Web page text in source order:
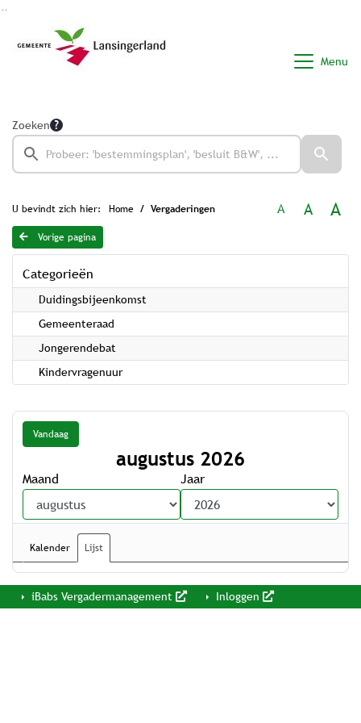
Menu
Zoeken
U bevindt zich hier: Home Vergaderingen A A A
Vorige pagina
Categorieën
Duidingsbijeenkomst
Gemeenteraad
Jongerendebat
Kindervragenuur
Vandaag
augustus 2026
Maand Jaar
Kalender Lijst
iBabs Vergadermanagement Inloggen